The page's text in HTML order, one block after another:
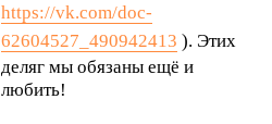
https://vk.com/doc-
62604527_490942413 ). Этих
деляг мы обязаны ещё и
любить!